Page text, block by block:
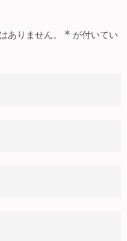
ありません。 * が付いてい